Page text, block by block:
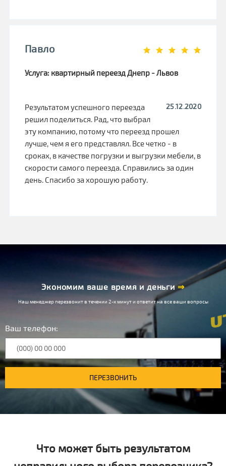
Павло
Услуга: квартирный переезд Днепр - Львов
25.12.2020
Результатом успешного переезда
решил поделиться. Рад, что выбрал
эту компанию, потому что переезд прошел
лучше, чем я его представлял. Все четко - в
сроках, в качестве погрузки и выгрузки мебели, в
скорости самого переезда. Справились за один
день. Спасибо за хорошую работу.
Экономим ваше время и деньги⇒
Наш менеджер перезвонит в течении 2-х минут и ответит на все ваши вопросы
Ваш телефон:
ПЕРЕЗВОНИТЬ
Что может быть результатом